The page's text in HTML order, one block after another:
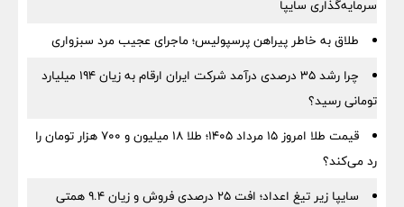
سرمایه‌گذاری سایپا
طلاق به خاطر پیراهن پرسپولیس؛ ماجرای عجیب مرد سبزواری
چرا رشد ۳۵ درصدی درآمد شرکت ایران ارقام به زیان ۱۹۴ میلیارد
تومانی رسید؟
قیمت طلا امروز ۱۵ مرداد ۱۴۰۵؛ طلا ۱۸ میلیون و ۷۰۰ هزار تومان را
رد می‌کند؟
سایپا زیر تیغ اعداد؛ افت ۲۵ درصدی فروش و زیان ۹.۴ همتی